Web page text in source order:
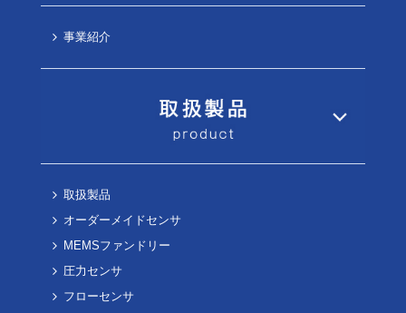
事業紹介
取扱製品
オーダーメイドセンサ
MEMSファンドリー
圧力センサ
フローセンサ